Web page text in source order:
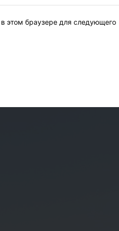
этом браузере для следующего